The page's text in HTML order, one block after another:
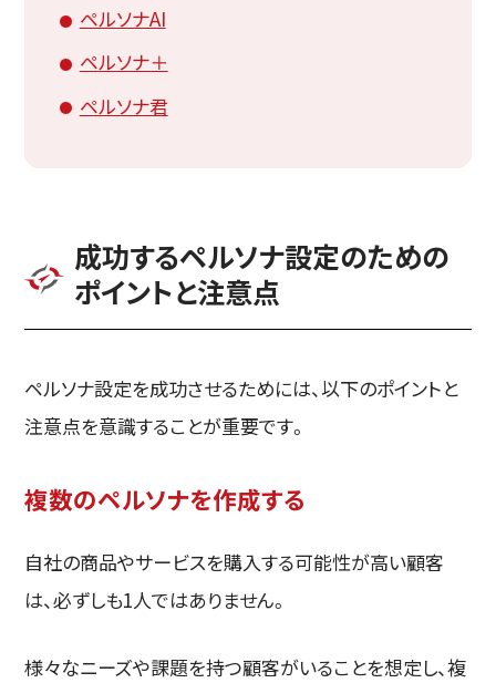
ペルソナAI
ペルソナ＋
ペルソナ君
成功するペルソナ設定のための
ポイントと注意点
ペルソナ設定を成功させるためには、以下のポイントと
注意点を意識することが重要です。
複数のペルソナを作成する
自社の商品やサービスを購入する可能性が高い顧客
は、必ずしも1人ではありません。
様々なニーズや課題を持つ顧客がいることを想定し、複